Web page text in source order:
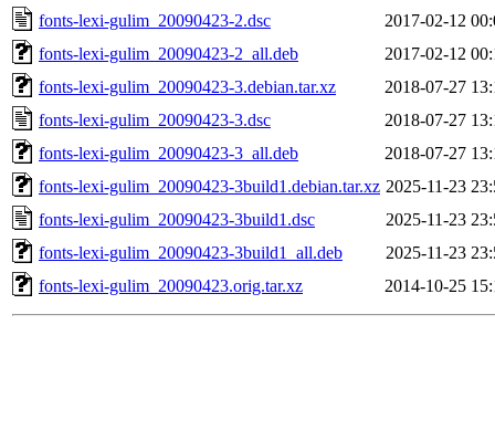
fonts-lexi-gulim_20090423-2.dsc
2017-02-12
fonts-lexi-gulim_20090423-2_all.deb
2017-02-12
fonts-lexi-gulim_20090423-3.debian.tar.xz
2018-07-27
fonts-lexi-gulim_20090423-3.dsc
2018-07-27
fonts-lexi-gulim_20090423-3_all.deb
2018-07-27
fonts-lexi-gulim_20090423-3build1.debian.tar.xz 2025-11-23
fonts-lexi-gulim_20090423-3build1.dsc
2025-11-23
fonts-lexi-gulim_20090423-3build1_all.deb
2025-11-23
fonts-lexi-gulim_20090423.orig.tar.xz
2014-10-25